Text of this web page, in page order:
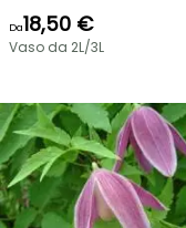
Da18,50 €
Vaso da 2L/3L